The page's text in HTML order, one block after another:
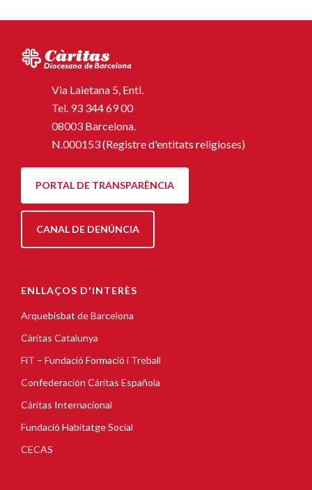
Via Laietana 5, Entl.
Tel. 93 344 69 00
08003 Barcelona.
N.000153 (Registre d'entitats religioses)
PORTAL DE TRANSPARÈNCIA
CANAL DE DENÚNCIA
ENLLAÇOS D'INTERÈS
Arquebisbat de Barcelona
Càritas Catalunya
FiT – Fundació Formació i Treball
Confederación Cáritas Española
Cáritas Internacional
Fundació Habitatge Social
CECAS